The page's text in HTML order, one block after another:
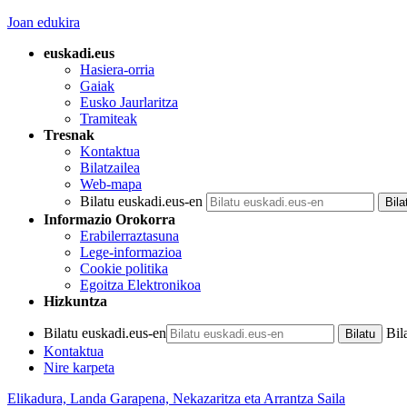
Joan edukira
euskadi.eus
Hasiera-orria
Gaiak
Eusko Jaurlaritza
Tramiteak
Tresnak
Kontaktua
Bilatzailea
Web-mapa
Bilatu euskadi.eus-en
Informazio Orokorra
Erabilerraztasuna
Lege-informazioa
Cookie politika
Egoitza Elektronikoa
Hizkuntza
Bilatu euskadi.eus-en
Kontaktua
Nire karpeta
Elikadura, Landa Garapena, Nekazaritza eta Arrantza Saila